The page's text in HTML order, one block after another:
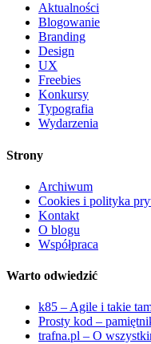
Aktualności
Blogowanie
Branding
Design
UX
Freebies
Konkursy
Typografia
Wydarzenia
Strony
Archiwum
Cookies i polityka
Kontakt
O blogu
Współpraca
Warto odwiedzić
k85 – Agile i takie
Prosty kod –
trafna.pl – O